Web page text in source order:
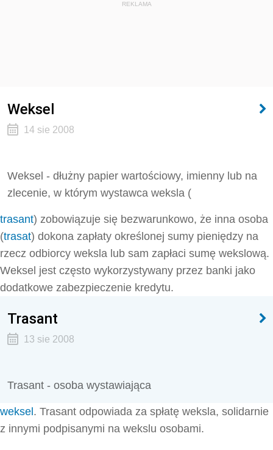
REKLAMA
Weksel
14 sie 2008
Weksel - dłużny papier wartościowy, imienny lub na
zlecenie, w którym wystawca weksla (
trasant) zobowiązuje się bezwarunkowo, że inna osoba
(trasat) dokona zapłaty określonej sumy pieniędzy na
rzecz odbiorcy weksla lub sam zapłaci sumę wekslową.
Weksel jest często wykorzystywany przez banki jako
dodatkowe zabezpieczenie kredytu.
Trasant
13 sie 2008
Trasant - osoba wystawiająca
weksel . Trasant odpowiada za spłatę weksla, solidarnie
z innymi podpisanymi na wekslu osobami.